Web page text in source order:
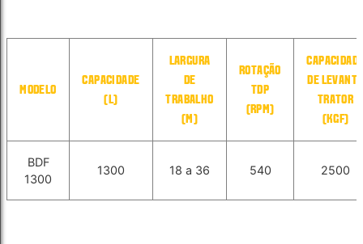
MODELO
CAPACIDADE
(L)
LARGURA
DE
TRABALHO
(M)
ROTAÇÃO
TDP
(RPM)
DE LEVANTE
TRATOR
(KGF)
BDF
1300
1300 18 a 36 540 2500